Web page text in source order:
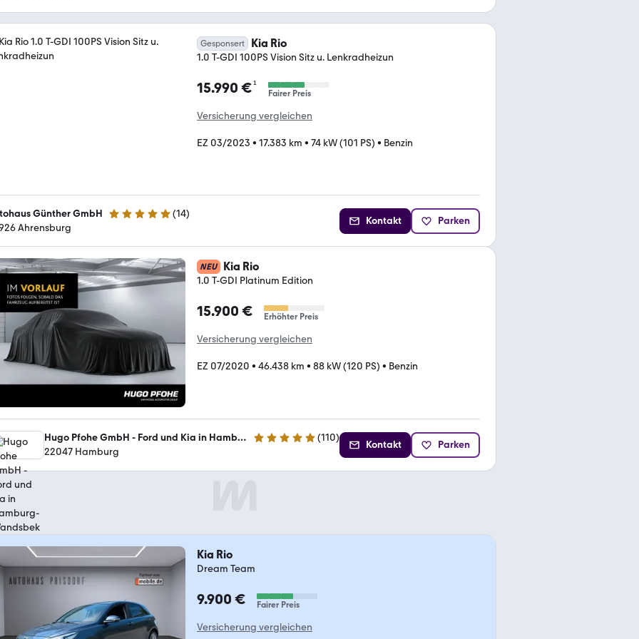
Gesponsert Kia Rio
1.0 T-GDI 100PS Vision Sitz u. Lenkradheizun
15.990 €¹
Fairer Preis
Versicherung vergleichen
EZ 03/2023 • 17.383 km • 74 kW (101 PS) • Benzin
Günther GmbH 5 Sterne (14)
Ahrensburg
Kontakt Parken
NEU Kia Rio
1.0 T-GDI Platinum Edition
15.900 € Erhöhter Preis
Versicherung vergleichen
EZ 07/2020 • 46.438 km • 88 kW (120 PS) • Benzin
Hugo Pfohe GmbH - Ford und Kia in Hamburg-Wandsbek 4.8 Sterne (110)
22047 Hamburg
Kontakt Parken
Kia Rio
Dream Team
9.900 € Fairer Preis
Versicherung vergleichen